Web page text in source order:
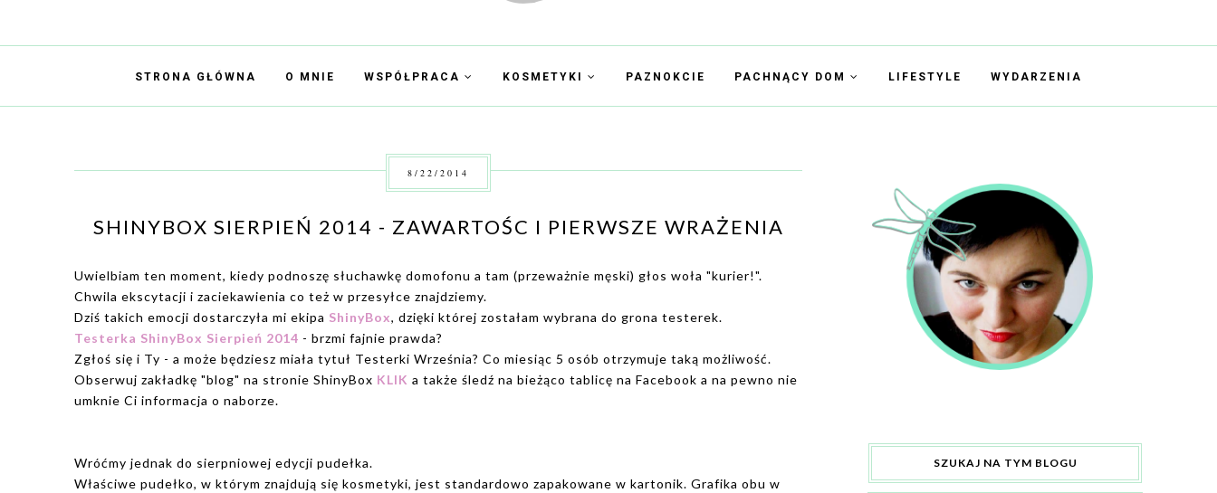
STRONA GŁÓWNA O MNIE WSPÓŁPRACA KOSMETYKI PAZNOKCIE PACHNĄCY DOM LIFESTYLE WYDARZENIA
8/22/2014
SHINYBOX SIERPIEŃ 2014 - ZAWARTOŚC I PIERWSZE WRAŻENIA
Uwielbiam ten moment, kiedy podnoszę słuchawkę domofonu a tam (przeważnie męski) głos woła "kurier!".
Chwila ekscytacji i zaciekawienia co też w przesyłce znajdziemy.
Dziś takich emocji dostarczyła mi ekipa ShinyBox, dzięki której zostałam wybrana do grona testerek.
Testerka ShinyBox Sierpień 2014 - brzmi fajnie prawda?
Zgłoś się i Ty - a może będziesz miała tytuł Testerki Września? Co miesiąc 5 osób otrzymuje taką możliwość.
Obserwuj zakładkę "blog" na stronie ShinyBox KLIK a także śledź na bieżąco tablicę na Facebook a na pewno nie
umknie Ci informacja o naborze.
Wróćmy jednak do sierpniowej edycji pudełka.
Właściwe pudełko, w którym znajdują się kosmetyki, jest standardowo zapakowane w kartonik. Grafika obu w
SZUKAJ NA TYM BLOGU